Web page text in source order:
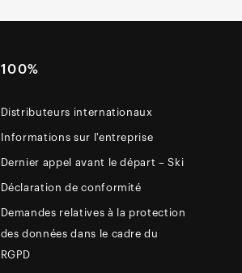
100%
Distributeurs internationaux
Informations sur l'entreprise
Dernier appel avant le départ – Ski
Déclaration de conformité
Demandes relatives à la protection
des données dans le cadre du
RGPD